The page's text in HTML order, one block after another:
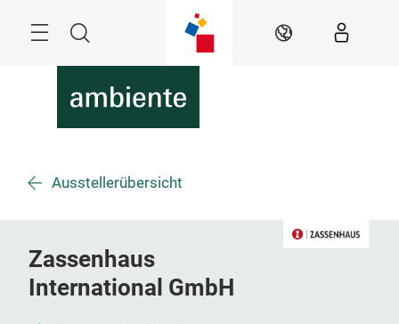
Suche DE
Ausstellerübersicht
Zassenhaus
International GmbH